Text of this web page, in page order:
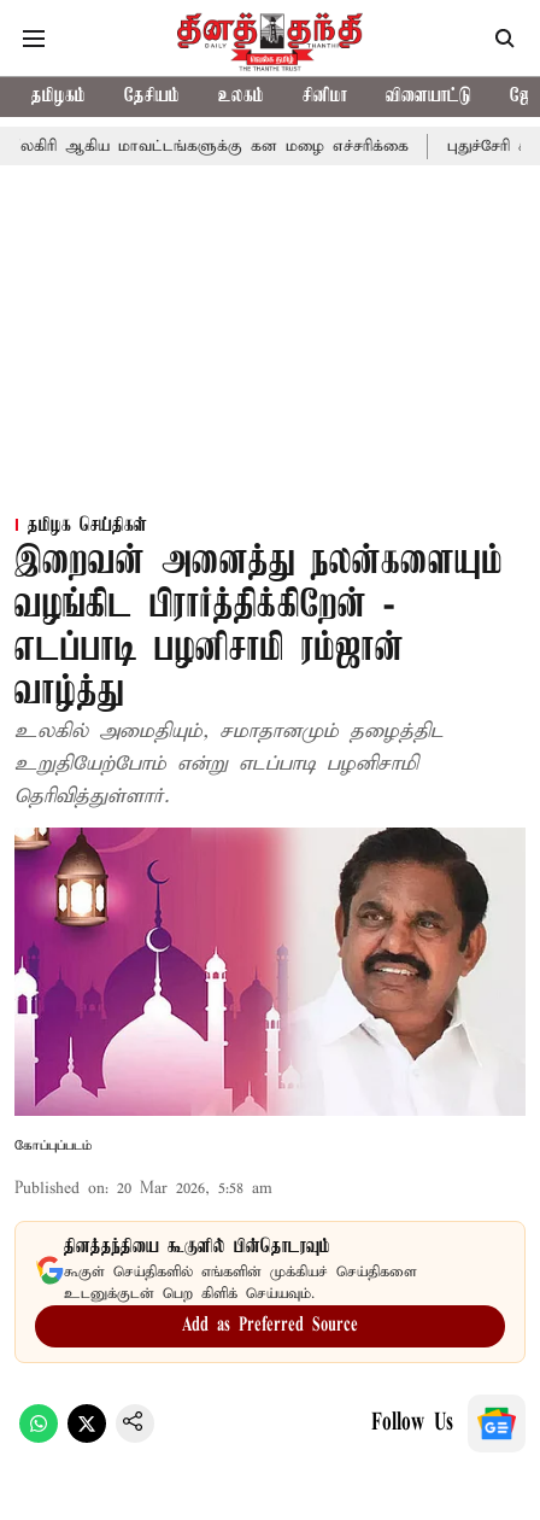
தமிழகம் தேசியம் உலகம் சினிமா விளையாட்டு
மாவட்டங்களுக்கு கன மழை எச்சரிக்கை புதுச்சேரி
தமிழக செய்திகள்
இறைவன் அனைத்து நலன்களையும்
வழங்கிட பிரார்த்திக்கிறேன் -
எடப்பாடி பழனிசாமி ரம்ஜான்
வாழ்த்து
உலகில் அமைதியும், சமாதானமும் தழைத்திட
உறுதியேற்போம் என்று எடப்பாடி பழனிசாமி
தெரிவித்துள்ளார்.
கோப்புப்படம்
Published on: 20 Mar 2026, 5:58 am
தினத்தந்தியை கூகுளில் பின்தொடரவும்
கூகுள் செய்திகளில் எங்களின் முக்கியச் செய்திகளை
உடனுக்குடன் பெற கிளிக் செய்யவும்.
Add as Preferred Source
Follow Us